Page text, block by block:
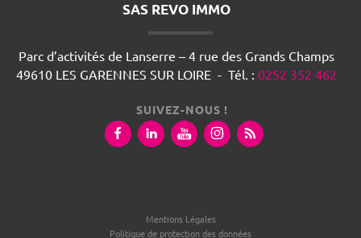
SAS REVO IMMO
Parc d’activités de Lanserre – 4 rue des Grands Champs
49610 LES GARENNES SUR LOIRE - Tél. : 0252 352 462
SUIVEZ-NOUS !
Mentions Légales
Politique de protection des données